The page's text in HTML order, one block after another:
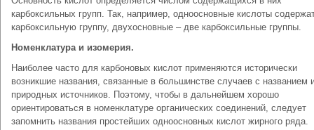
карбоксильных групп. Так, например, одноосновные кислоты
карбоксильную группу, двухосновные – две карбоксильные группы.
Номенклатура и изомерия.
Наиболее часто для карбоновых кислот применяются исторически
возникшие названия, связанные в большинстве случаев с названием
природных источников. Поэтому, чтобы в дальнейшем хорошо
ориентироваться в номенклатуре органических соединений, следует
запомнить названия простейших одноосновных кислот жирного ряда.